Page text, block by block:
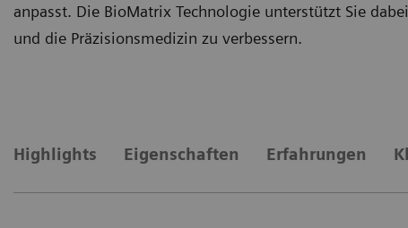
anpasst. Die BioMatrix Technologie unterstützt Sie
und die Präzisionsmedizin zu verbessern.
Highlights Eigenschaften Erfahrungen